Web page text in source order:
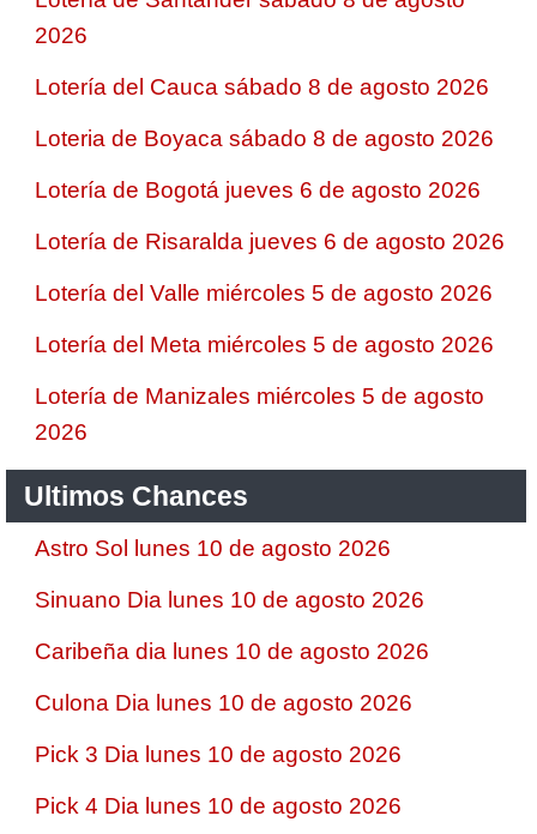
2026
Lotería del Cauca sábado 8 de agosto 2026
Loteria de Boyaca sábado 8 de agosto 2026
Lotería de Bogotá jueves 6 de agosto 2026
Lotería de Risaralda jueves 6 de agosto 2026
Lotería del Valle miércoles 5 de agosto 2026
Lotería del Meta miércoles 5 de agosto 2026
Lotería de Manizales miércoles 5 de agosto
2026
Ultimos Chances
Astro Sol lunes 10 de agosto 2026
Sinuano Dia lunes 10 de agosto 2026
Caribeña dia lunes 10 de agosto 2026
Culona Dia lunes 10 de agosto 2026
Pick 3 Dia lunes 10 de agosto 2026
Pick 4 Dia lunes 10 de agosto 2026